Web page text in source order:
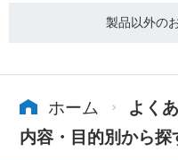
製品以外の
ホーム
よく
内容・目的別から探